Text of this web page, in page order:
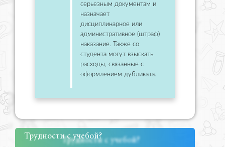
серьезным документам и
назначает
дисциплинарное или
административное (штраф)
наказание. Также со
студента могут взыскать
расходы, связанные с
оформлением дубликата.
Трудности с учебой?